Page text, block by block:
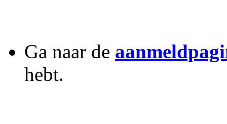
Ga naar de
hebt.